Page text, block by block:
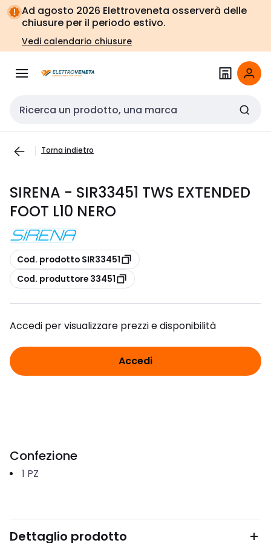
Vai alla
navigazione
Vai
alla
pagina
Ad agosto 2026 Elettroveneta osserverà delle
chiusure per il periodo estivo.
Vedi calendario chiusure
Cerca input
Torna indietro
SIRENA - SIR33451 TWS EXTENDED
FOOT L10 NERO
copia
Cod. prodotto SIR33451
copia
Cod. produttore 33451
Accedi per visualizzare prezzi e disponibilità
Accedi
Confezione
1 PZ
Dettaglio prodotto